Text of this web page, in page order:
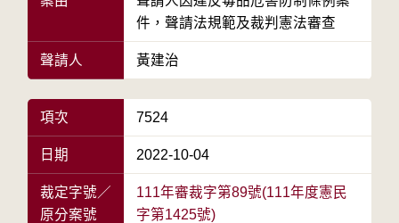
件，聲請法規範及裁判憲法審查
聲請人 黃建治
項次 7524
日期 2022-10-04
裁定字號／
原分案號
111年審裁字第89號(111年度憲民
字第1425號)